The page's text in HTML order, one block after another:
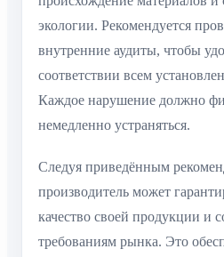
экологии. Рекомендуется
внутренние аудиты, чтобы
соответствии всем
Каждое нарушение должно
немедленно устраняться.
Следуя приведённым
производитель может
качество своей продукции и
требованиям рынка. Это